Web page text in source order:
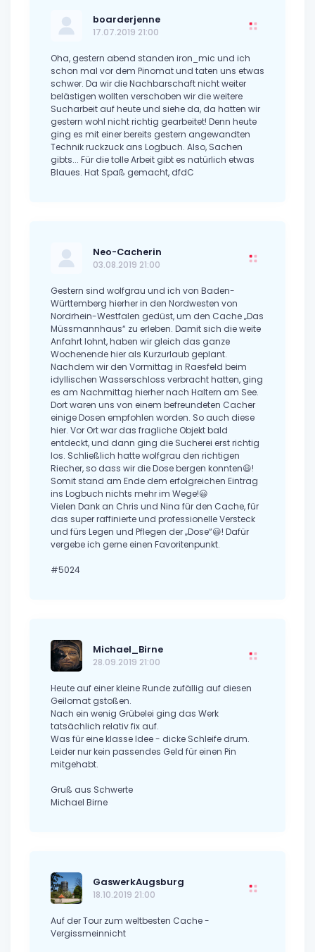
boarderjenne
17.07.2019 21:00
Oha, gestern abend standen iron_mic und ich
schon mal vor dem Pinomat und taten uns etwas
schwer. Da wir die Nachbarschaft nicht weiter
belästigen wollten verschoben wir die weitere
Sucharbeit auf heute und siehe da, da hatten wir
gestern wohl nicht richtig gearbeitet! Denn heute
ging es mit einer bereits gestern angewandten
Technik ruckzuck ans Logbuch. Also, Sachen
gibts... Für die tolle Arbeit gibt es natürlich etwas
Blaues. Hat Spaß gemacht, dfdC
Neo-Cacherin
03.08.2019 21:00
Gestern sind wolfgrau und ich von Baden-
Württemberg hierher in den Nordwesten von
Nordrhein-Westfalen gedüst, um den Cache „Das
Müssmannhaus“ zu erleben. Damit sich die weite
Anfahrt lohnt, haben wir gleich das ganze
Wochenende hier als Kurzurlaub geplant.
Nachdem wir den Vormittag in Raesfeld beim
idyllischen Wasserschloss verbracht hatten, ging
es am Nachmittag hierher nach Haltern am See.
Dort waren uns von einem befreundeten Cacher
einige Dosen empfohlen worden. So auch diese
hier. Vor Ort war das fragliche Objekt bald
entdeckt, und dann ging die Sucherei erst richtig
los. Schließlich hatte wolfgrau den richtigen
Riecher, so dass wir die Dose bergen konnten😃!
Somit stand am Ende dem erfolgreichen Eintrag
ins Logbuch nichts mehr im Wege!😃
Vielen Dank an Chris und Nina für den Cache, für
das super raffinierte und professionelle Versteck
und fürs Legen und Pflegen der „Dose“😃! Dafür
vergebe ich gerne einen Favoritenpunkt.
#5024
Michael_Birne
28.09.2019 21:00
Heute auf einer kleine Runde zufällig auf diesen
Geilomat gstoßen.
Nach ein wenig Grübelei ging das Werk
tatsächlich relativ fix auf.
Was für eine klasse Idee - dicke Schleife drum.
Leider nur kein passendes Geld für einen Pin
mitgehabt.
Gruß aus Schwerte
Michael Birne
GaswerkAugsburg
18.10.2019 21:00
Auf der Tour zum weltbesten Cache -
Vergissmeinnicht